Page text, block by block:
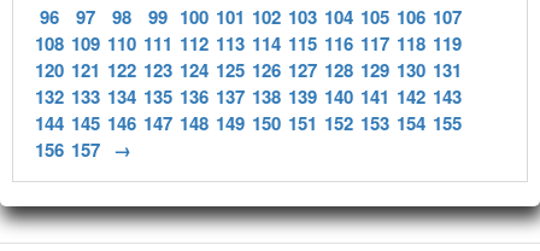
96
97 98 99 100 101 102 103 104 105 106 107
108 109 110 111 112 113 114 115 116 117 118 119
120 121 122 123 124 125 126 127 128 129 130 131
132 133 134 135 136 137 138 139 140 141 142 143
144 145 146 147 148 149 150 151 152 153 154 155
156 157 →